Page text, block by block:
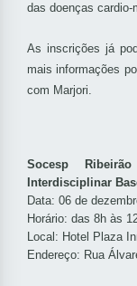
das doenças
As inscrições já
mais informações
com Marjori.
Socesp
Interdisciplinar
Data: 06 de
Horário: das 8h às
Local: Hotel Plaza
Endereço: Rua